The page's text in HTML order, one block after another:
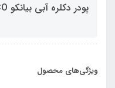
پودر دکلره آبی بیانکو BIANCO
ویژگی‌های محصول